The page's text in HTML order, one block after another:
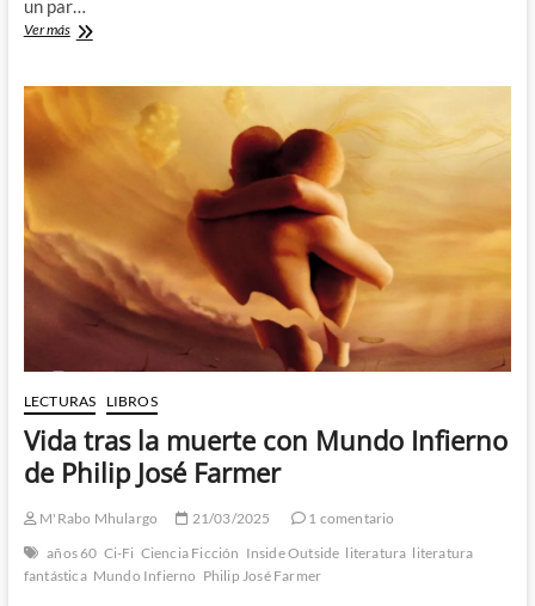
un par…
Ver másGran
Weir
LECTURAS LIBROS
Vida tras la muerte con Mundo Infierno
de Philip José Farmer
M'Rabo Mhulargo 21/03/2025
1 comentario
años 60 Ci-Fi Ciencia Ficción Inside Outside literatura literatura
fantástica Mundo Infierno Philip José Farmer